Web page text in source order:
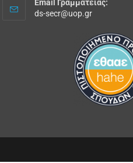
Email Γραμματείας:
ds-secr@uop.gr